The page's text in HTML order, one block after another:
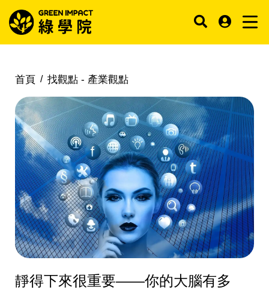
首頁 找觀點 - 產業觀點
靜得下來很重要——你的大腦有多